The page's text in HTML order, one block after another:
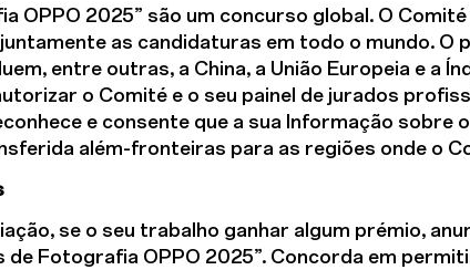
OPPO 2025” são um concurso global. O
as candidaturas em todo o mundo. O
entre outras, a China, a União Europeia e a
o Comité e o seu painel de jurados
e consente que a sua Informação sobre
além-fronteiras para as regiões onde o
se o seu trabalho ganhar algum prémio,
de Fotografia OPPO 2025”. Concorda em